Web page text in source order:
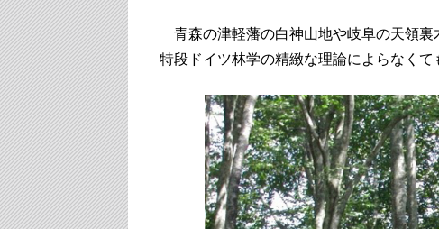
青森の津軽藩の白神山地や岐阜の天領裏
特段ドイツ林学の精緻な理論によらなくて